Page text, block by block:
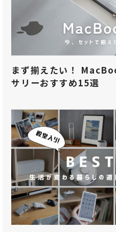
まず揃えたい！
サリーおすすめ15選